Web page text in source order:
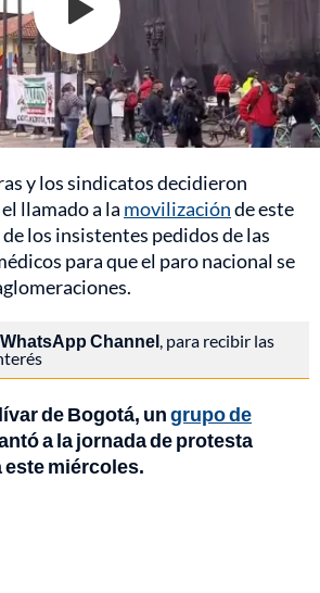
y los sindicatos decidieron
llamado a la movilizaciónde este
los insistentes pedidos de las
para que el paro nacional se
WhatsApp Channel , para recibir las
de Bogotá, ungrupo de
a la jornada de protesta
miércoles.